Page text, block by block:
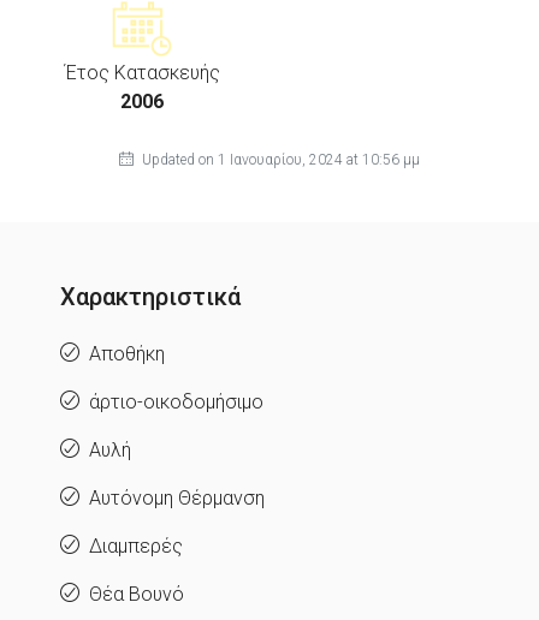
Έτος Κατασκευής
2006
Updated on 1 Ιανουαρίου, 2024 at 10:56 μμ
Χαρακτηριστικά
Αποθήκη
άρτιο-οικοδομήσιμο
Αυλή
Αυτόνομη Θέρμανση
Διαμπερές
Θέα Βουνό